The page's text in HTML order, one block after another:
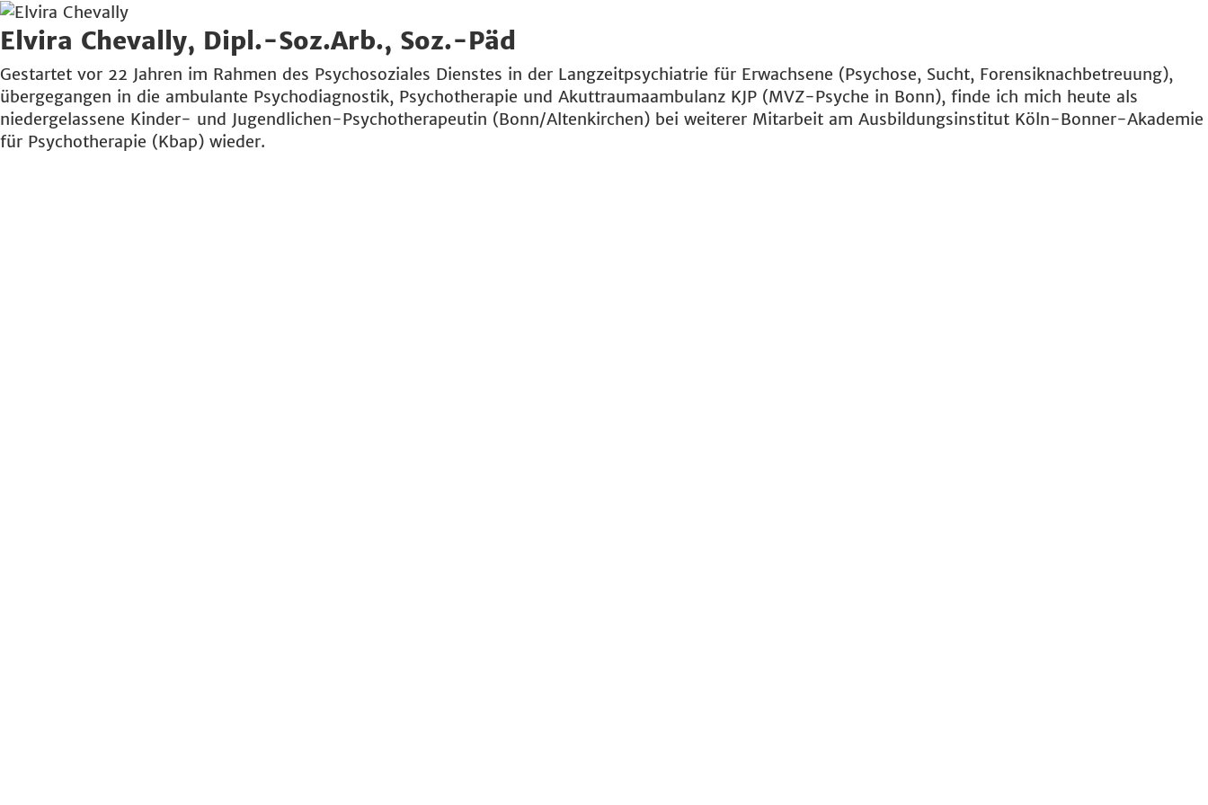
Elvira Chevally, Dipl.-Soz.Arb., Soz.-Päd
Gestartet vor 22 Jahren im Rahmen des Psychosoziales Dienstes in der Langzeitpsychiatrie für Erwachsene (Psychose, Sucht, Forensiknachbetreuung),
übergegangen in die ambulante Psychodiagnostik, Psychotherapie und Akuttraumaambulanz KJP (MVZ-Psyche in Bonn), finde ich mich heute als
niedergelassene Kinder- und Jugendlichen-Psychotherapeutin (Bonn/Altenkirchen) bei weiterer Mitarbeit am Ausbildungsinstitut Köln-Bonner-Akademie
für Psychotherapie (Kbap) wieder.